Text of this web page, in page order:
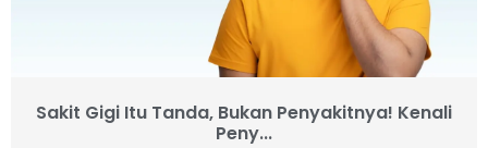
Sakit Gigi Itu Tanda, Bukan Penyakitnya! Kenali
Peny...